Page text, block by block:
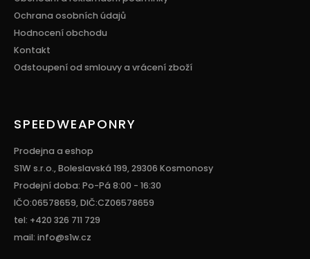
Ochrana osobních údajů
Hodnocení obchodu
Kontakt
Odstoupení od smlouvy a vrácení zboží
SPEEDWEAPONRY
Prodejna a eshop
S1W s.r.o., Boleslavská 199, 29306 Kosmonosy
Prodejní doba: Po-Pá 8:00 - 16:30
IČO:06578659, DIČ:CZ06578659
tel: +420 326 711 729
mail: info@s1w.cz